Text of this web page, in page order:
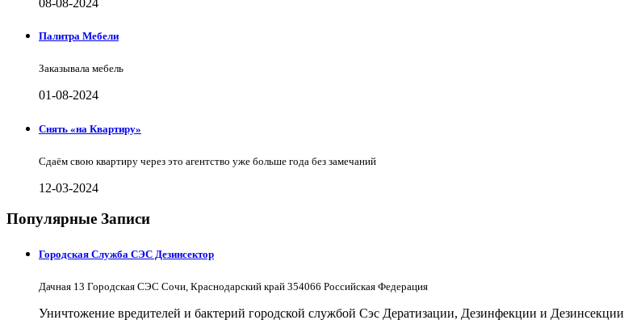
08-08-2024
Палитра Мебели
Заказывала мебель
01-08-2024
Снять «на Квартиру»
Сдаём свою квартиру через это агентство уже больше года без замечаний
12-03-2024
Популярные Записи
Городская Служба СЭС Дезинсектор
Дачная 13 Городская СЭС Сочи, Краснодарский край 354066 Российская Федерация
Уничтожение вредителей и бактерий городской службой Сэс Дератизации, Дезинфекции и Дезинсекции